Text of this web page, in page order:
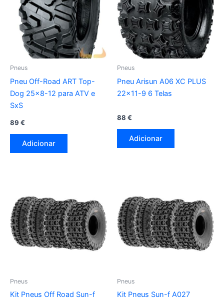
Pneus
Pneu Off-Road ART Top-
Dog 25×8-12 para ATV e
SxS
89 €
Adicionar
Pneus
Pneu Arisun A06 XC PLUS
22×11-9 6 Telas
88 €
Adicionar
Pneus
Kit Pneus Off Road Sun-f
Pneus
Kit Pneus Sun-f A027